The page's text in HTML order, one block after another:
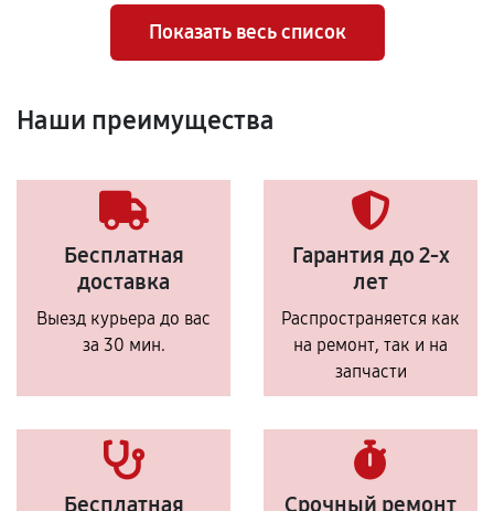
Показать весь список
Наши преимущества
Бесплатная
доставка
Выезд курьера до вас
за 30 мин.
Гарантия до 2-х
лет
Распространяется как
на ремонт, так и на
запчасти
Бесплатная Срочный ремонт